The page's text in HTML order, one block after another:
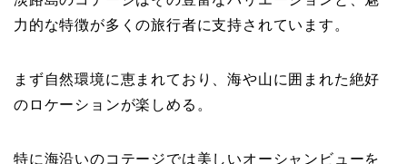
力的な特徴が多くの旅行者に支持されています。
まず自然環境に恵まれており、海や山に囲まれた絶好
のロケーションが楽しめる。
特に海沿いのコテージでは美しいオーシャンビューを